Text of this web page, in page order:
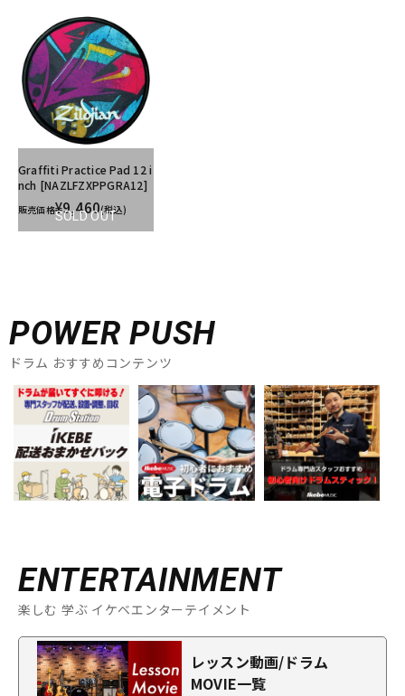
SOLD OUT
Graffiti Practice Pad 12 i
nch [NAZLFZXPPGRA12]
販売価格¥9,460(税込)
POWER PUSH
ドラム おすすめコンテンツ
ENTERTAINMENT
楽しむ 学ぶ イケベエンターテイメント
レッスン動画/ドラム
MOVIE一覧